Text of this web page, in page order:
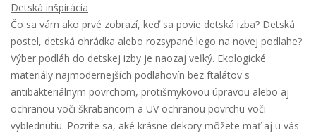
Detská inšpirácia
Čo sa vám ako prvé zobrazí, keď sa povie detská izba? Detská
postel, detská ohrádka alebo rozsypané lego na novej podlahe?
Výber podláh do detskej izby je naozaj veľký. Ekologické
materiály najmodernejších podlahovín bez ftalátov s
antibakteriálnym povrchom, protišmykovou úpravou alebo aj
ochranou voči škrabancom a UV ochranou povrchu voči
vyblednutiu. Pozrite sa, aké krásne dekory môžete mať aj u vás